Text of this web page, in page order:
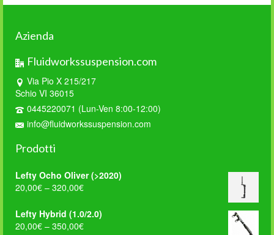
Azienda
Fluidworkssuspension.com
Via Pio X 215/217
Schio VI 36015
0445220071 (Lun-Ven 8:00-12:00)
info@fluidworkssuspension.com
Prodotti
Lefty Ocho Oliver (>2020)
20,00€ – 320,00€
Lefty Hybrid (1.0/2.0)
20,00€ – 350,00€